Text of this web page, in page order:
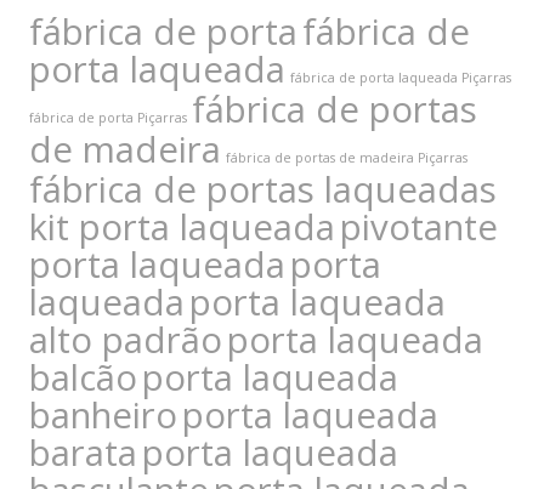
fábrica de portafábrica de
porta laqueada fábrica de porta laqueada Piçarras
fábrica de porta Piçarras fábrica de portas
de madeira fábrica de portas de madeira Piçarras
fábrica de portas laqueadas
kit porta laqueada pivotante
porta laqueada porta
laqueada porta laqueada
alto padrãoporta laqueada
balcãoporta laqueada
banheiroporta laqueada
barata porta laqueada